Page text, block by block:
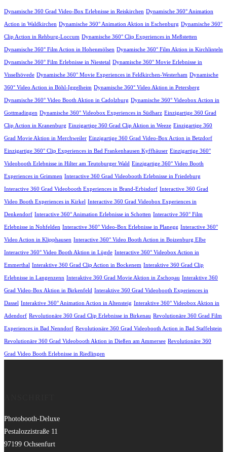
Dynamische 360 Grad Video-Box Erlebnisse in Reiskirchen Dynamische 360° Animation
Action in Waldkirchen Dynamische 360° Animation Aktion in Eschenburg Dynamische 360°
Clip Action in Rehburg-Loccum Dynamische 360° Clip Experiences in Meßstetten
Dynamische 360° Film Action in Hohenmölsen Dynamische 360° Film Aktion in Kirchlinteln
Dynamische 360° Film Erlebnisse in Niestetal Dynamische 360° Movie Erlebnisse in
Visselhövede Dynamische 360° Movie Experiences in Feldkirchen-Westerham Dynamische
360° Video Action in Böhl-Iggelheim Dynamische 360° Video Aktion in Petersberg
Dynamische 360° Video Booth Aktion in Cadolzburg Dynamische 360° Videobox Action in
Gottmadingen Dynamische 360° Videobox Experiences in Südharz Einzigartige 360 Grad
Clip Action in Kranenburg Einzigartige 360 Grad Clip Aktion in Weeze Einzigartige 360
Grad Movie Aktion in Merchweiler Einzigartige 360 Grad Video-Box Action in Betzdorf
Einzigartige 360° Clip Experiences in Bad Frankenhausen Kyffhäuser Einzigartige 360°
Videobooth Erlebnisse in Hilter am Teutoburger Wald Einzigartige 360° Video Booth
Experiences in Grimmen Interactive 360 Grad Videobooth Erlebnisse in Friedeburg
Interactive 360 Grad Videobooth Experiences in Brand-Erbisdorf Interactive 360 Grad
Video Booth Experiences in Kirkel Interactive 360 Grad Videobox Experiences in
Denkendorf Interactive 360° Animation Erlebnisse in Schotten Interactive 360° Film
Erlebnisse in Nohfelden Interactive 360° Video-Box Erlebnisse in Planegg Interactive 360°
Video Action in Klipphausen Interactive 360° Video Booth Action in Boizenburg Elbe
Interactive 360° Video Booth Aktion in Lügde Interactive 360° Videobox Action in
Emmerthal Interaktive 360 Grad Clip Action in Bockenem Interaktive 360 Grad Clip
Erlebnisse in Langenzenn Interaktive 360 Grad Movie Aktion in Zschopau Interaktive 360
Grad Video-Box Aktion in Birkenfeld Interaktive 360 Grad Videobooth Experiences in
Dassel Interaktive 360° Animation Action in Altensteig Interaktive 360° Videobox Aktion in
Adendorf Revolutionäre 360 Grad Clip Erlebnisse in Birkenau Revolutionäre 360 Grad Film
Experiences in Bad Nenndorf Revolutionäre 360 Grad Videobooth Action in Bad Staffelstein
Revolutionäre 360 Grad Videobooth Aktion in Dießen am Ammersee Revolutionäre 360
Grad Video Booth Erlebnisse in Riedlingen
Photobooth-Deluxe
Pestalozzistraße 11
97199 Ochsenfurt